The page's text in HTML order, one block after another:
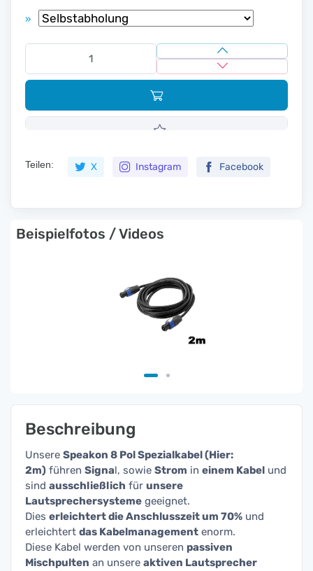
»
Teilen: X Instagram Facebook
Beispielfotos / Videos
Beschreibung
Unsere Speakon 8 Pol Spezialkabel (Hier:
2m) führen Signal, sowie Strom in einem Kabel und
sind ausschließlich für unsere
Lautsprechersysteme geeignet.
Dies erleichtert die Anschlusszeit um 70% und
erleichtert das Kabelmanagement enorm.
Diese Kabel werden von unseren passiven
Mischpulten an unsere aktiven Lautsprecher